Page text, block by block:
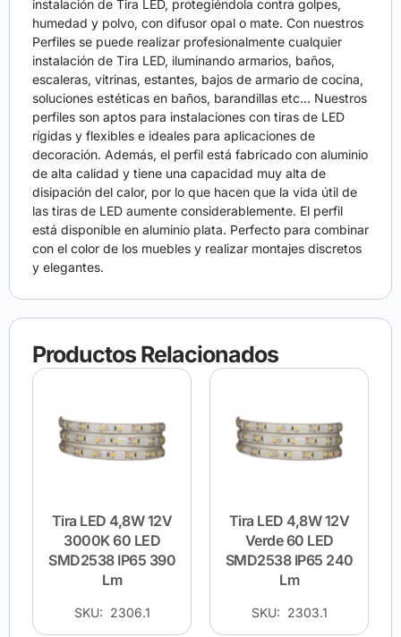
instalación de Tira LED, protegiéndola contra golpes,
humedad y polvo, con difusor opal o mate. Con nuestros
Perfiles se puede realizar profesionalmente cualquier
instalación de Tira LED, iluminando armarios, baños,
escaleras, vitrinas, estantes, bajos de armario de cocina,
soluciones estéticas en baños, barandillas etc… Nuestros
perfiles son aptos para instalaciones con tiras de LED
rígidas y flexibles e ideales para aplicaciones de
decoración. Además, el perfil está fabricado con aluminio
de alta calidad y tiene una capacidad muy alta de
disipación del calor, por lo que hacen que la vida útil de
las tiras de LED aumente considerablemente. El perfil
está disponible en aluminio plata. Perfecto para combinar
con el color de los muebles y realizar montajes discretos
y elegantes.
Productos Relacionados
Tira LED 4,8W 12V
3000K 60 LED
SMD2538 IP65 390
Lm
SKU: 2306.1
Tira LED 4,8W 12V
Verde 60 LED
SMD2538 IP65 240
Lm
SKU: 2303.1